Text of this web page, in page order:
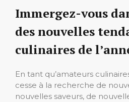
Immergez-vous
des nouvelles
culinaires de
En tant qu’amateurs
cesse à la recherche de
nouvelles saveurs, de